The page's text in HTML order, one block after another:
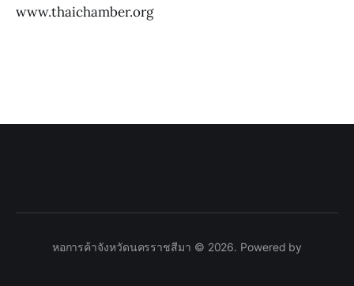
www.thaichamber.org
หอการค้าจังหวัดนครราชสีมา © 2026. Powered by